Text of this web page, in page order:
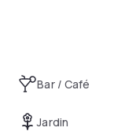
Bar / Café
Jardin